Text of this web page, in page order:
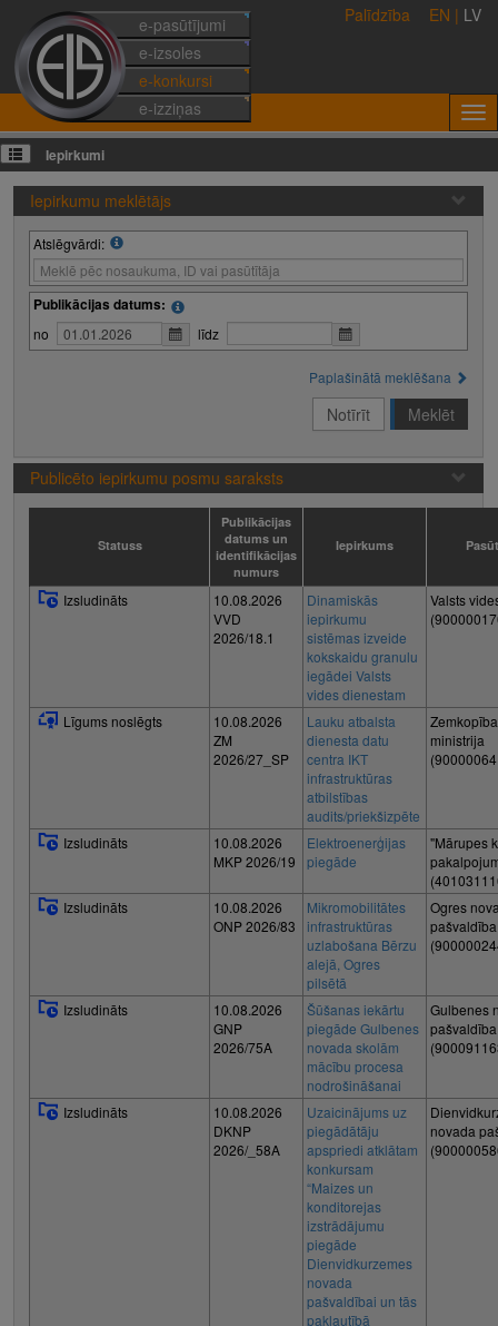
e-pasūtījumi
e-izsoles
e-konkursi
e-izziņas
Palīdzība EN | LV
Iepirkumi
Iepirkumu meklētājs
Atslēgvārdi:
Publikācijas datums:
no līdz
Paplašinātā meklēšana
Notīrīt Meklēt
Publicēto iepirkumu posmu saraksts
Statuss
Publikācijas
datums un
identifikācijas
numurs
Iepirkums
Izsludināts
10.08.2026
VVD
2026/18.1
Dinamiskās
iepirkumu
sistēmas izveide
kokskaidu granulu
iegādei Valsts
vides dienestam
Valsts
Līgums noslēgts
10.08.2026
ZM
2026/27_SP
Lauku atbalsta
dienesta datu
centra IKT
infrastruktūras
atbilstības
audits/priekšizpēte
ministrija
Izsludināts
10.08.2026
MKP 2026/19
Elektroenerģijas
piegāde
"Mārupes
Izsludināts
10.08.2026
ONP 2026/83
Mikromobilitātes
infrastruktūras
uzlabošana Bērzu
alejā, Ogres
pilsētā
Ogres
pašvaldība
Izsludināts
10.08.2026
GNP
2026/75A
Šūšanas iekārtu
piegāde Gulbenes
novada skolām
mācību procesa
nodrošināšanai
Gulbenes
pašvaldība
Izsludināts
10.08.2026
DKNP
2026/_58A
Uzaicinājums uz
piegādātāju
apspriedi atklātam
konkursam
“Maizes un
konditorejas
izstrādājumu
piegāde
Dienvidkurzemes
novada
pašvaldībai un tās
pakļautībā
novada